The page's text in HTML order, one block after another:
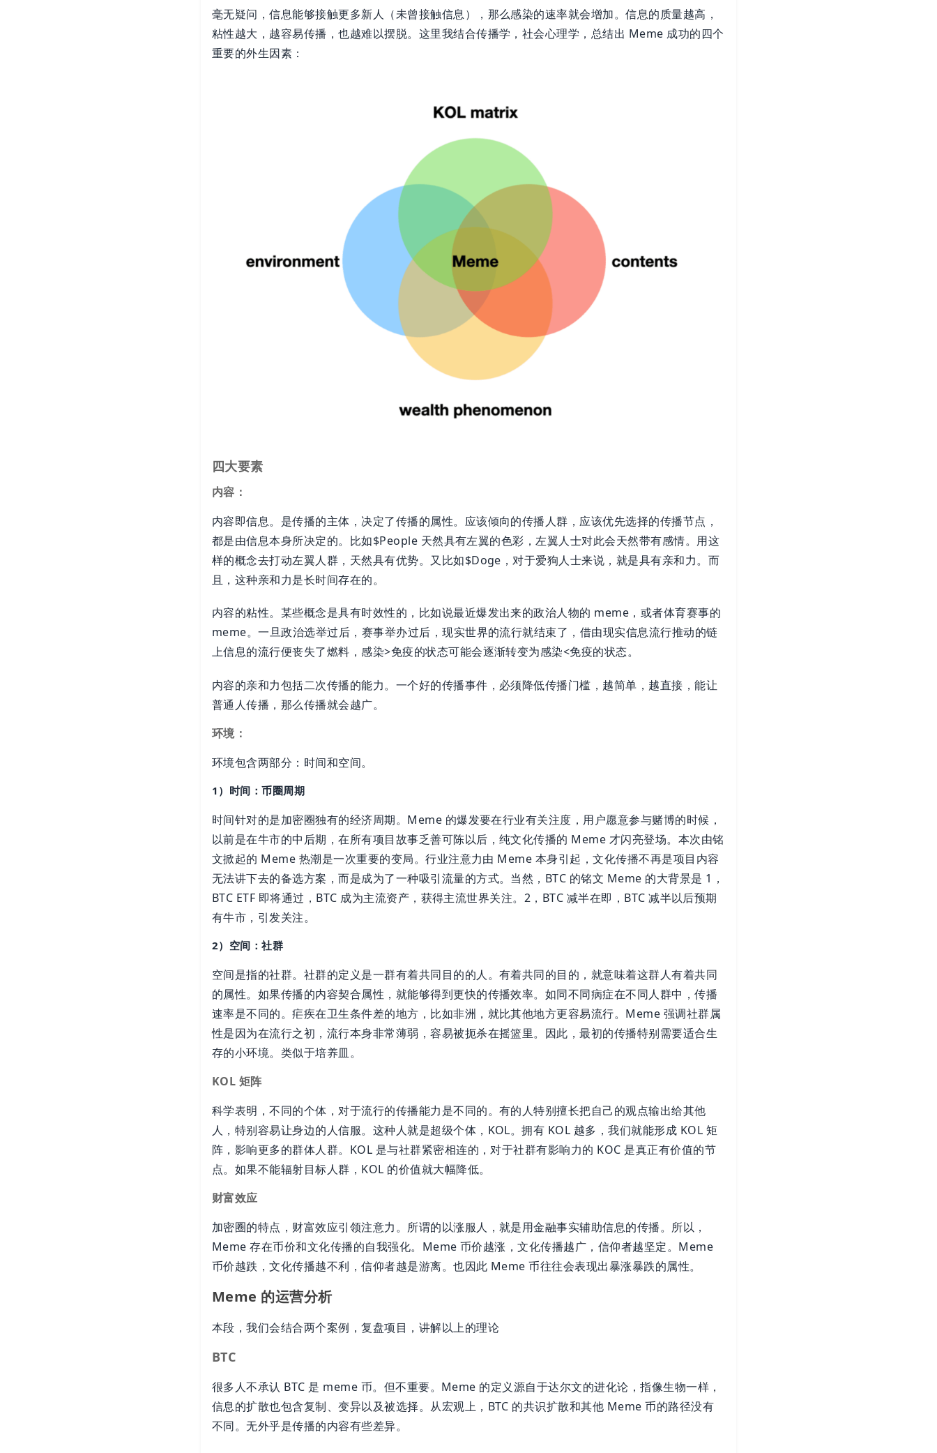
毫无疑问，信息能够接触更多新人（未曾接触信息），那么感染的速率就会增加。信息的质量越高，
粘性越大，越容易传播，也越难以摆脱。这里我结合传播学，社会心理学，总结出 Meme 成功的四个
重要的外生因素：
四大要素
内容：
内容即信息。是传播的主体，决定了传播的属性。应该倾向的传播人群，应该优先选择的传播节点，
都是由信息本身所决定的。比如$People 天然具有左翼的色彩，左翼人士对此会天然带有感情。用这
样的概念去打动左翼人群，天然具有优势。又比如$Doge，对于爱狗人士来说，就是具有亲和力。而
且，这种亲和力是长时间存在的。
内容的粘性。某些概念是具有时效性的，比如说最近爆发出来的政治人物的 meme，或者体育赛事的
meme。一旦政治选举过后，赛事举办过后，现实世界的流行就结束了，借由现实信息流行推动的链
上信息的流行便丧失了燃料，感染>免疫的状态可能会逐渐转变为感染<免疫的状态。
内容的亲和力包括二次传播的能力。一个好的传播事件，必须降低传播门槛，越简单，越直接，能让
普通人传播，那么传播就会越广。
环境：
环境包含两部分：时间和空间。
1）时间：币圈周期
时间针对的是加密圈独有的经济周期。Meme 的爆发要在行业有关注度，用户愿意参与赌博的时候，
以前是在牛市的中后期，在所有项目故事乏善可陈以后，纯文化传播的 Meme 才闪亮登场。本次由铭
文掀起的 Meme 热潮是一次重要的变局。行业注意力由 Meme 本身引起，文化传播不再是项目内容
无法讲下去的备选方案，而是成为了一种吸引流量的方式。当然，BTC 的铭文 Meme 的大背景是 1，
BTC ETF 即将通过，BTC 成为主流资产，获得主流世界关注。2，BTC 减半在即，BTC 减半以后预期
有牛市，引发关注。
2）空间：社群
空间是指的社群。社群的定义是一群有着共同目的的人。有着共同的目的，就意味着这群人有着共同
的属性。如果传播的内容契合属性，就能够得到更快的传播效率。如同不同病症在不同人群中，传播
速率是不同的。疟疾在卫生条件差的地方，比如非洲，就比其他地方更容易流行。Meme 强调社群属
性是因为在流行之初，流行本身非常薄弱，容易被扼杀在摇篮里。因此，最初的传播特别需要适合生
存的小环境。类似于培养皿。
KOL 矩阵
科学表明，不同的个体，对于流行的传播能力是不同的。有的人特别擅长把自己的观点输出给其他
人，特别容易让身边的人信服。这种人就是超级个体，KOL。拥有 KOL 越多，我们就能形成 KOL 矩
阵，影响更多的群体人群。KOL 是与社群紧密相连的，对于社群有影响力的 KOC 是真正有价值的节
点。如果不能辐射目标人群，KOL 的价值就大幅降低。
财富效应
加密圈的特点，财富效应引领注意力。所谓的以涨服人，就是用金融事实辅助信息的传播。所以，
Meme 存在币价和文化传播的自我强化。Meme 币价越涨，文化传播越广，信仰者越坚定。Meme
币价越跌，文化传播越不利，信仰者越是游离。也因此 Meme 币往往会表现出暴涨暴跌的属性。
Meme 的运营分析
本段，我们会结合两个案例，复盘项目，讲解以上的理论
BTC
很多人不承认 BTC 是 meme 币。但不重要。Meme 的定义源自于达尔文的进化论，指像生物一样，
信息的扩散也包含复制、变异以及被选择。从宏观上，BTC 的共识扩散和其他 Meme 币的路径没有
不同。无外乎是传播的内容有些差异。